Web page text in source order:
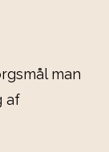
man
af